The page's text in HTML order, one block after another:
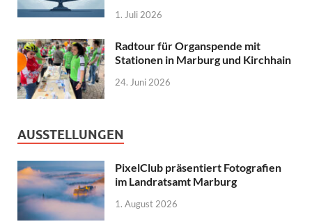
1. Juli 2026
Radtour für Organspende mit
Stationen in Marburg und Kirchhain
24. Juni 2026
AUSSTELLUNGEN
PixelClub präsentiert Fotografien
im Landratsamt Marburg
1. August 2026